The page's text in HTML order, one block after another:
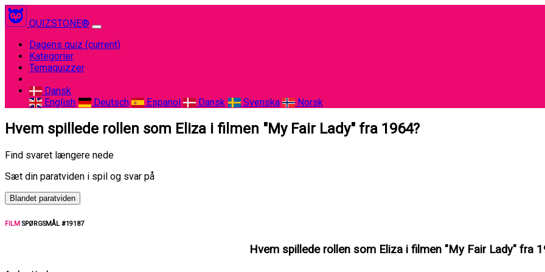
QUIZSTONE®
Dagens quiz (current)
Kategorier
Temaquizzer
Dansk
English
Deutsch Espanol Dansk Svenska Norsk
Hvem spillede rollen som Eliza i filmen "My Fair Lady" fra 1964?
Find svaret længere nede
Sæt din paratviden i spil og svar på
Blandet paratviden
FILM SPØRGSMÅL #19187
Hvem spillede rollen som Eliza i filmen "My Fair Lady" fra